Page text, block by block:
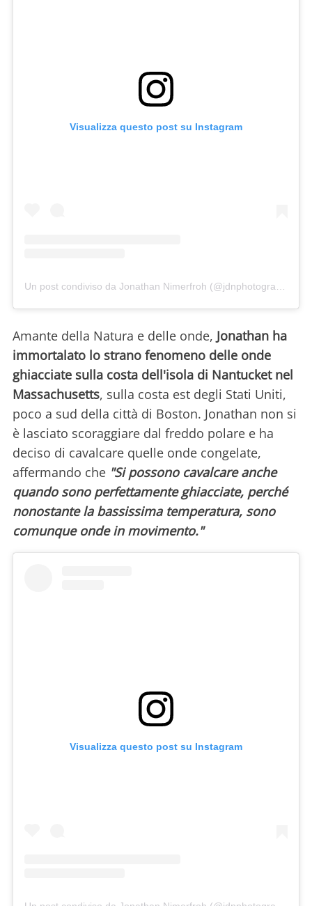
Visualizza questo post su Instagram
Amante della Natura e delle onde, Jonathan ha
immortalato lo strano fenomeno delle onde
ghiacciate sulla costa dell'isola di Nantucket nel
Massachusetts, sulla costa est degli Stati Uniti,
poco a sud della città di Boston. Jonathan non si
è lasciato scoraggiare dal freddo polare e ha
deciso di cavalcare quelle onde congelate,
affermando che "Si possono cavalcare anche
quando sono perfettamente ghiacciate, perché
nonostante la bassissima temperatura, sono
comunque onde in movimento."
Visualizza questo post su Instagram